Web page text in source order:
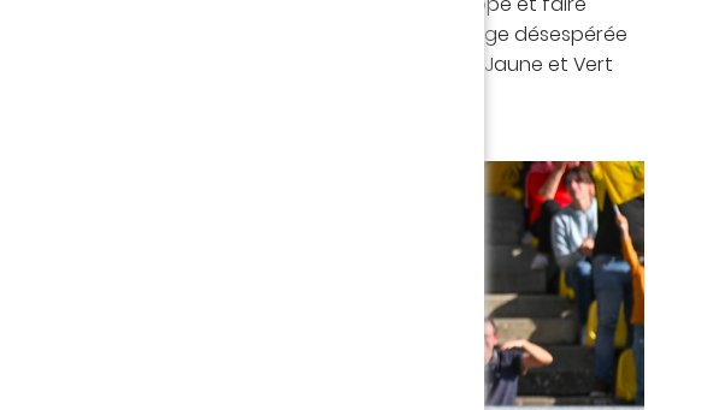
trembler les filets, malgré une tentative de sauvetage désespérée
Au meilleur des moments, les Jaune et Vert